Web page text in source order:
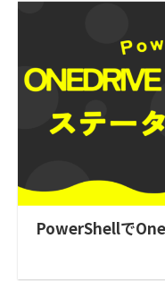
PowerShellで